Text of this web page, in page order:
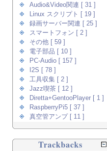
Audio&Video関連 [ 31 ]
Linux スクリプト [ 19 ]
録画サーバー関連 [ 25 ]
スマートフォン [ 2 ]
その他 [ 59 ]
電子部品 [ 10 ]
PC-Audio [ 157 ]
I2S [ 78 ]
工具収集 [ 2 ]
Jazz喫茶 [ 12 ]
Diretta+GentooPlayer [ 1 ]
RaspberryPi5 [ 37 ]
真空管アンプ [ 11 ]
Trackbacks